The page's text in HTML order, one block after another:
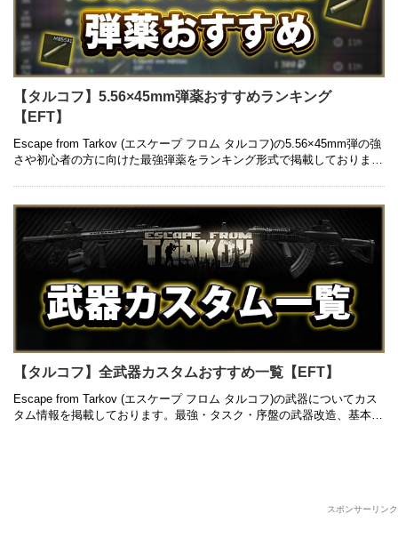
【タルコフ】5.56×45mm弾薬おすすめランキング
【EFT】
Escape from Tarkov (エスケープ フロム タルコフ)の5.56×45mm弾の強
さや初心者の方に向けた最強弾薬をランキング形式で掲載しておりま
【タルコフ】全武器カスタムおすすめ一覧【EFT】
Escape from Tarkov (エスケープ フロム タルコフ)の武器についてカス
タム情報を掲載しております。最強・タスク・序盤の武器改造、基本性
スポンサーリンク